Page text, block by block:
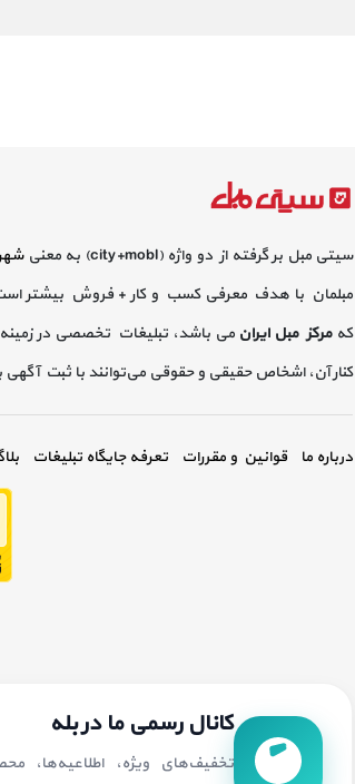
سیتی مبل بر گرفته از دو واژه (city+mobl) به معنی
مبلمان با هدف معرفی کسب و کار + فروش بیشتر
کهمرکز مبل ایران می باشد، تبلیغات تخصصی در زمینه
کنار آن، اشخاص حقیقی و حقوقی می‌توانند با ثبت
درباره ما قوانین و مقررات تعرفه جایگاه تبلیغات
کانال رسمی ما در بله
تخفیف‌های ویژه، اطلاعیه‌ها،